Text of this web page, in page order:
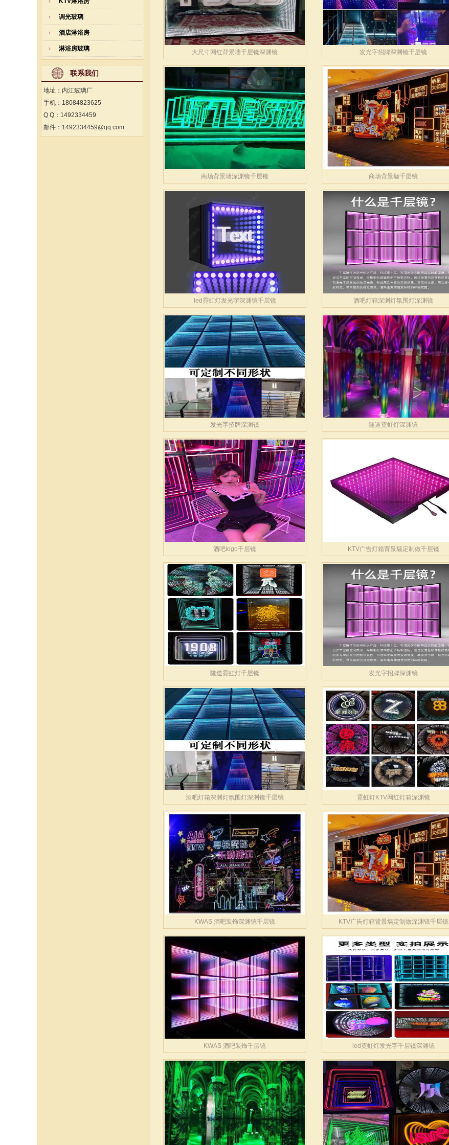
调光玻璃
酒店淋浴房
淋浴房玻璃
联系我们
地址：内江玻璃厂
手机：18084823625
Q Q：1492334459
邮件： 1492334459@qq.com
大尺寸网红背景墙千层镜深渊镜 发光字招牌深渊镜千层镜
商场背景墙深渊镜千层镜 商场背景墙千层镜
led霓虹灯发光字深渊镜千层镜 酒吧灯箱深渊灯氛围灯深渊镜
发光字招牌深渊镜 隧道霓虹灯深渊镜
酒吧logo千层镜 KTV广告灯箱背景墙定制做千层镜
隧道霓虹灯千层镜 发光字招牌深渊镜
酒吧灯箱深渊灯氛围灯深渊镜千层镜 霓虹灯KTV网红灯箱深渊镜
KWAS 酒吧装饰深渊镜千层镜 KTV广告灯箱背景墙定制做深渊镜千层镜
KWAS 酒吧装饰千层镜 led霓虹灯发光字千层镜深渊镜